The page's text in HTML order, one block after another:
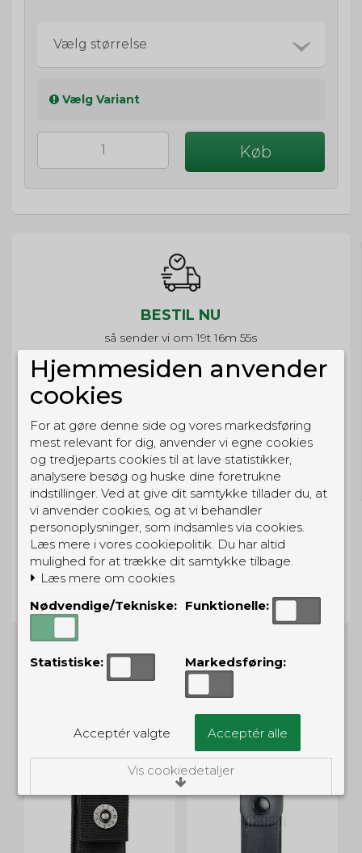
Vælg størrelse
Vælg Variant
Køb
BESTIL NU
så sender vi om19t 16m 55s
Eller hent i butikken til kl. 17:00
GRATIS LEVERING
Til pakkeboks ved køb for 399 kr.
Gratis hjemmelevering for 699 kr.
PRISGARANTI
Vi har prisgaranti på alle produkter
ALTERNATIVE PRODUKTER
Hjemmesiden anvender
cookies
For at gøre denne side og vores markedsføring
mest relevant for dig, anvender vi egne cookies
og tredjeparts cookies til at lave statistikker,
analysere besøg og huske dine foretrukne
indstillinger. Ved at give dit samtykke tillader du, at
vi anvender cookies, og at vi behandler
personoplysninger, som indsamles via cookies.
Læs mere i vores cookiepolitik. Du har altid
mulighed for at trække dit samtykke tilbage.
Læs mere om cookies
Nødvendige/Tekniske: Funktionelle:
Statistiske: Markedsføring:
Acceptér valgte Acceptér alle
Vis cookiedetaljer
Nødvendige/Tekniske
Tekniske cookies er nødvendige for, at langt
de fleste hjemmesider fungerer, som de